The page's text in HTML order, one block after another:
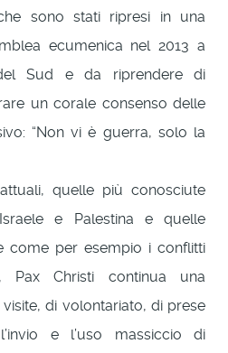
sono stati ripresi in una
ecumenica nel 2013 a
Sud e da riprendere di
un corale consenso delle
“Non vi è guerra, solo la
quelle più conosciute
e Palestina e quelle
come per esempio i conflitti
Pax Christi continua una
di volontariato, di prese
e l’uso massiccio di